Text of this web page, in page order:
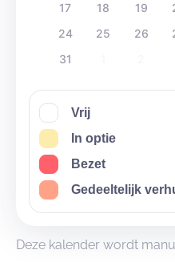
17
18 19
24
25 26
31
Vrij
In optie
Bezet
Gedeeltelijk
Deze kalender wordt